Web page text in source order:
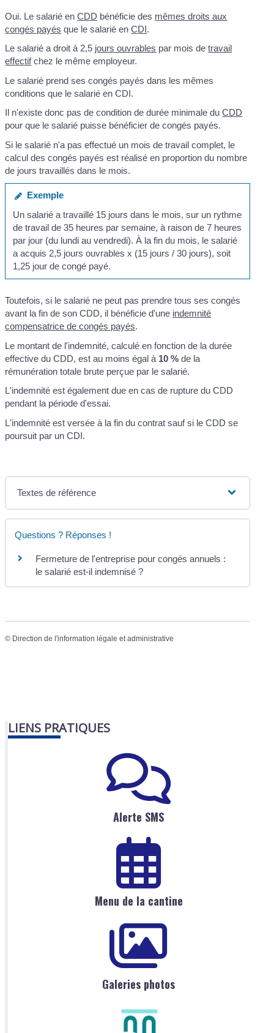
Oui. Le salarié enCDD bénéficie des mêmes droits aux
congés payés que le salarié enCDI.
Le salarié a droit à 2,5 jours ouvrables par mois detravail
effectifchez le même employeur.
Le salarié prend ses congés payés dans les mêmes
conditions que le salarié en CDI.
Il n'existe donc pas de condition de durée minimale duCDD
pour que le salarié puisse bénéficier de congés payés.
Si le salarié n'a pas effectué un mois de travail complet, le
calcul des congés payés est réalisé en proportion du nombre
de jours travaillés dans le mois.
Exemple
Un salarié a travaillé 15 jours dans le mois, sur un rythme
de travail de 35 heures par semaine, à raison de 7 heures
par jour (du lundi au vendredi). À la fin du mois, le salarié
a acquis 2,5 jours ouvrables x (15 jours / 30 jours), soit
1,25 jour de congé payé.
Toutefois, si le salarié ne peut pas prendre tous ses congés
avant la fin de son CDD, il bénéficie d'une indemnité
compensatrice de congés payés.
Le montant de l'indemnité, calculé en fonction de la durée
effective du CDD, est au moins égal à 10 % de la
rémunération totale brute perçue par le salarié.
L'indemnité est également due en cas de rupture du CDD
pendant la période d'essai.
L'indemnité est versée à la fin du contrat sauf si le CDD se
poursuit par un CDI.
Textes de référence
Questions ? Réponses !
Fermeture de l'entreprise pour congés annuels :
le salarié est-il indemnisé ?
© Direction de l'information légale et administrative
LIENS PRATIQUES
Alerte SMS
Menu de la cantine
Galeries photos